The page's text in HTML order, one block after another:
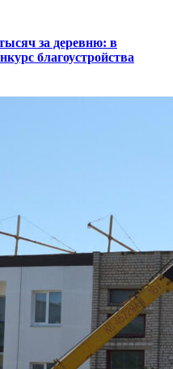
за деревню: в
благоустройства